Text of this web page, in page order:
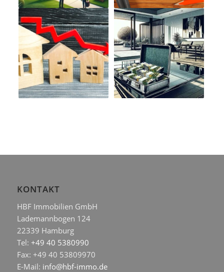
KONTAKT
HBF Immobilien GmbH
Lademannbogen 124
22339 Hamburg
Tel: +49 40 5380990
Fax: +49 40 53809970
E-Mail: info@hbf-immo.de